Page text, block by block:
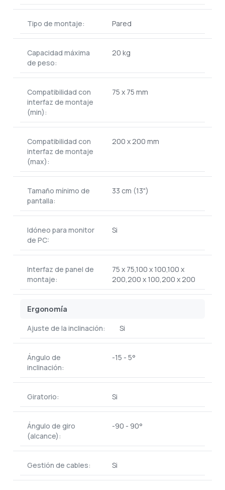
Tipo de montaje: Pared
Capacidad máxima
de peso:
20 kg
Compatibilidad con
interfaz de montaje
(min):
75 x 75 mm
Compatibilidad con
interfaz de montaje
(max):
200 x 200 mm
Tamaño mínimo de
pantalla:
33 cm (13")
Idóneo para monitor
de PC:
Si
Interfaz de panel de
montaje:
75 x 75,100 x 100,100 x
200,200 x 100,200 x 200
Ergonomía
Ajuste de la inclinación: Si
Ángulo de
inclinación:
-15 - 5°
Giratorio: Si
Ángulo de giro
(alcance):
-90 - 90°
Gestión de cables: Si